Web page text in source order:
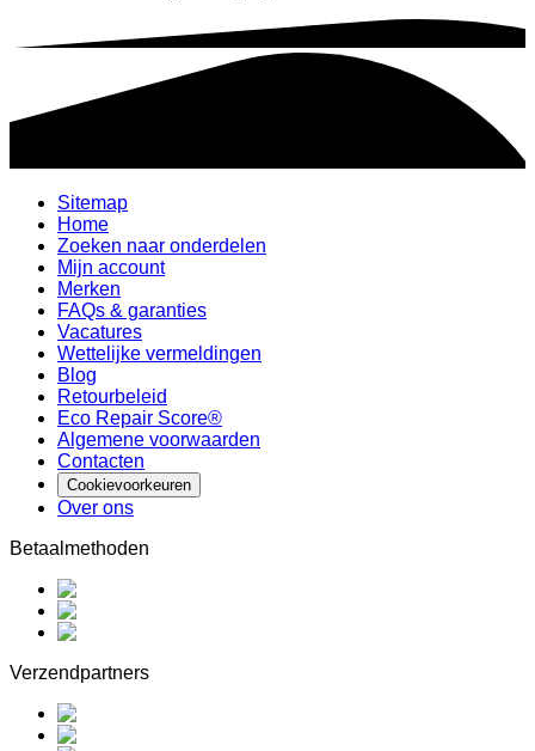
Sitemap
Home
Zoeken naar onderdelen
Mijn account
Merken
FAQs & garanties
Vacatures
Wettelijke vermeldingen
Blog
Retourbeleid
Eco Repair Score®
Algemene voorwaarden
Contacten
Cookievoorkeuren
Over ons
Betaalmethoden
Verzendpartners